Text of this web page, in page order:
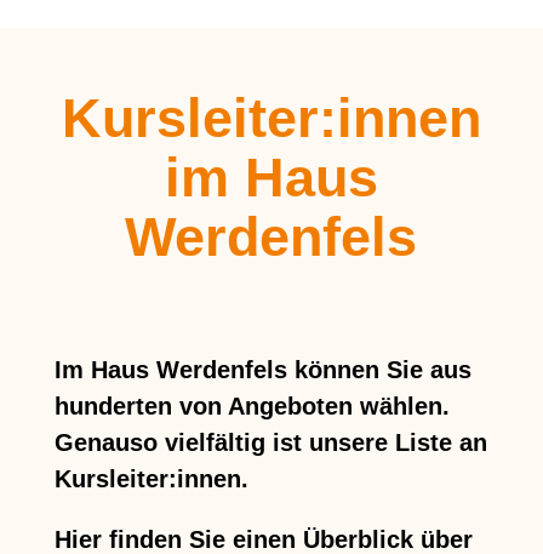
Kursleiter:innen
im Haus
Werdenfels
Im Haus Werdenfels können Sie aus
hunderten von Angeboten wählen.
Genauso vielfältig ist unsere Liste an
Kursleiter:innen.
Hier finden Sie einen Überblick über